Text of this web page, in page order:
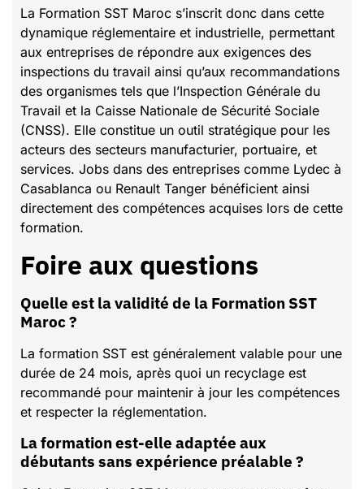
La Formation SST Maroc s’inscrit donc dans cette
dynamique réglementaire et industrielle, permettant
aux entreprises de répondre aux exigences des
inspections du travail ainsi qu’aux recommandations
des organismes tels que l’Inspection Générale du
Travail et la Caisse Nationale de Sécurité Sociale
(CNSS). Elle constitue un outil stratégique pour les
acteurs des secteurs manufacturier, portuaire, et
services. Jobs dans des entreprises comme Lydec à
Casablanca ou Renault Tanger bénéficient ainsi
directement des compétences acquises lors de cette
formation.
Foire aux questions
Quelle est la validité de la Formation SST
Maroc ?
La formation SST est généralement valable pour une
durée de 24 mois, après quoi un recyclage est
recommandé pour maintenir à jour les compétences
et respecter la réglementation.
La formation est-elle adaptée aux
débutants sans expérience préalable ?